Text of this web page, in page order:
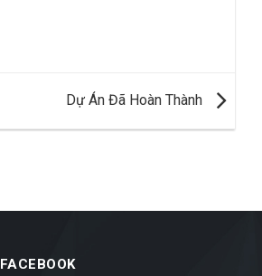
Dự Án Đã Hoàn Thành
FACEBOOK